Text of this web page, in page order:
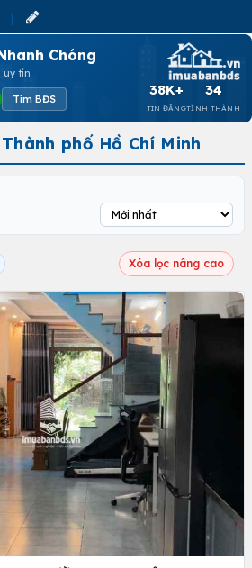
Chóng
uy tín
Tìm BĐS
38K+
TIN ĐĂNG
34
TỈNH THÀNH
phố Hồ Chí Minh
Xóa lọc nâng cao